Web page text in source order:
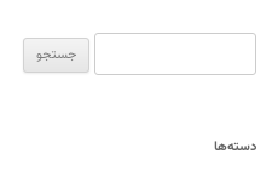
برای:
دسته‌ها